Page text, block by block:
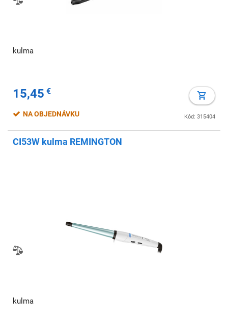
kulma
15,45 €
Kód: 315404
NA OBJEDNÁVKU
CI53W kulma REMINGTON
kulma